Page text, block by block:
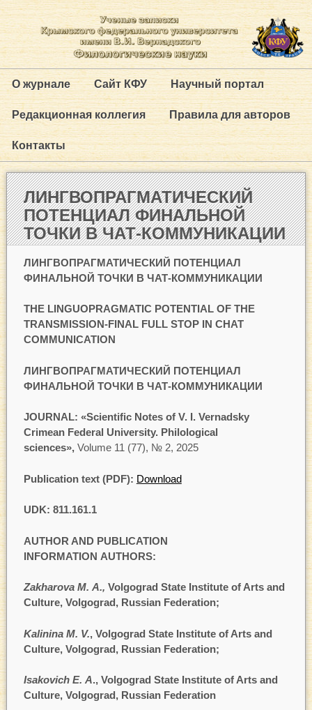
О журнале Сайт КФУ Научный портал
Редакционная коллегия Правила для авторов
Контакты
ЛИНГВОПРАГМАТИЧЕСКИЙ
ПОТЕНЦИАЛ ФИНАЛЬНОЙ
ТОЧКИ В ЧАТ-КОММУНИКАЦИИ
ЛИНГВОПРАГМАТИЧЕСКИЙ ПОТЕНЦИАЛ
ФИНАЛЬНОЙ ТОЧКИ В ЧАТ-КОММУНИКАЦИИ
THE LINGUOPRAGMATIC POTENTIAL OF THE
TRANSMISSION-FINAL FULL STOP IN CHAT
COMMUNICATION
ЛИНГВОПРАГМАТИЧЕСКИЙ ПОТЕНЦИАЛ
ФИНАЛЬНОЙ ТОЧКИ В ЧАТ-КОММУНИКАЦИИ
JOURNAL: «Scientific Notes of V. I. Vernadsky
Crimean Federal University. Philological
sciences», Volume 11 (77), № 2, 2025
Publication text (PDF): Download
UDK: 811.161.1
AUTHOR AND PUBLICATION
INFORMATION AUTHORS:
Zakharova M. A., Volgograd State Institute of Arts and
Culture, Volgograd, Russian Federation;
Kalinina M. V., Volgograd State Institute of Arts and
Culture, Volgograd, Russian Federation;
Isakovich E. A., Volgograd State Institute of Arts and
Culture, Volgograd, Russian Federation